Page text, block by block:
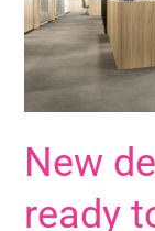
New
ready
to
come
to